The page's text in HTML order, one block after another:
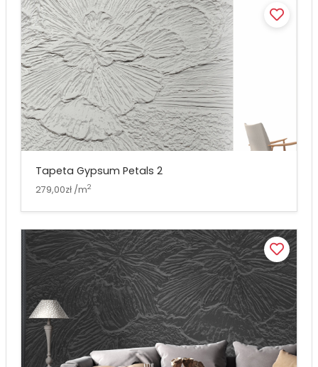
Tapeta Gypsum Petals 2
279,00zł /m2